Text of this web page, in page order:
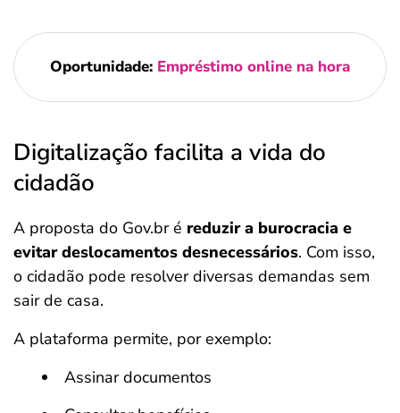
Oportunidade: Empréstimo online na hora
Digitalização facilita a vida do
cidadão
A proposta do Gov.br é reduzir a burocracia e
evitar deslocamentos desnecessários. Com isso,
o cidadão pode resolver diversas demandas sem
sair de casa.
A plataforma permite, por exemplo:
Assinar documentos